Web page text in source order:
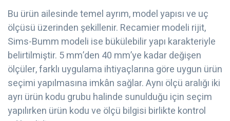
Bu ürün ailesinde temel ayrım, model yapısı ve uç
ölçüsü üzerinden şekillenir. Recamier modeli rijit,
Sims-Bumm modeli ise bükülebilir yapı karakteriyle
belirtilmiştir. 5 mm’den 40 mm’ye kadar değişen
ölçüler, farklı uygulama ihtiyaçlarına göre uygun ürün
seçimi yapılmasına imkân sağlar. Aynı ölçü aralığı iki
ayrı ürün kodu grubu halinde sunulduğu için seçim
yapılırken ürün kodu ve ölçü bilgisi birlikte kontrol